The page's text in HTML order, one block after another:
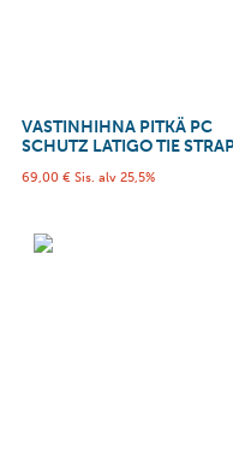
VASTINHIHNA PITKÄ PC
SCHUTZ LATIGO TIE
69,00 € Sis. alv 25,5%